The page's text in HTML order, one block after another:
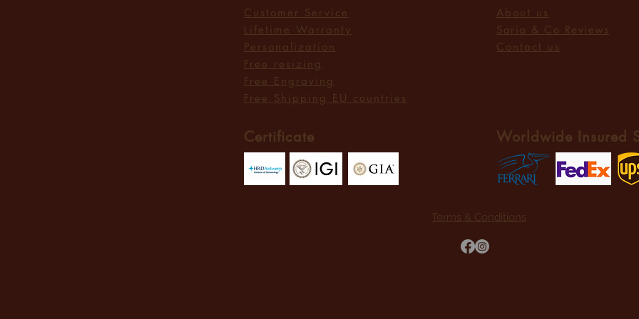
Customer Service
Lifetime Warranty
Personalization
Free resizing
Free Engraving
Free Shipping EU countries
Certificate
About us
Saria & Co Re views
Contact us
Worldwide Insured
Terms & Conditions